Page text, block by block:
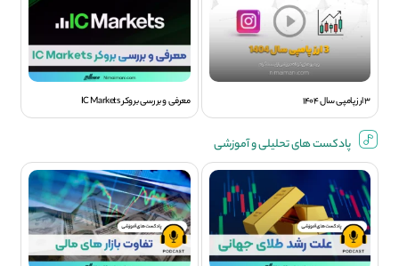
3 ارز پامپی سال 1404 معرفی و بررسی بروکر IC Markets
پادکست های تحلیلی و آموزشی